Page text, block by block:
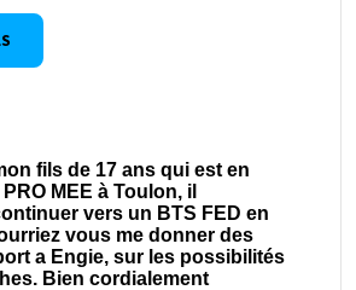
fils de 17 ans qui est en
MEE à Toulon, il
vers un BTS FED en
vous me donner des
a Engie, sur les possibilités
Bien cordialement